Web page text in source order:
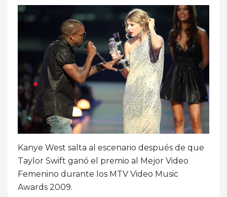
Kanye West salta al escenario después de que
Taylor Swift ganó el premio al Mejor Video
Femenino durante los MTV Video Music
Awards 2009.